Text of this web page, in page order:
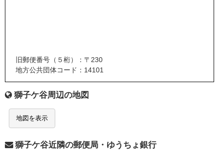
旧郵便番号（５桁）：〒230
地方公共団体コード：14101
獅子ケ谷周辺の地図
地図を表示
獅子ケ谷近隣の郵便局・ゆうちょ銀行